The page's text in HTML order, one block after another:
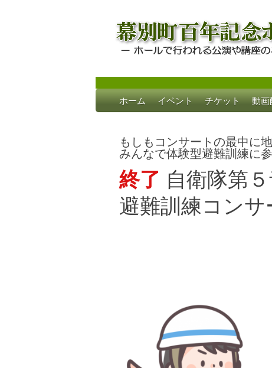
幕別町百年記念
ホールで行われる公演や講座のご案内
Skip
to
ホーム イベント チケット 動画
もしもコンサートの最中に
みんなで体験型避難訓練に
終了 自衛隊第
避難訓練コンサ